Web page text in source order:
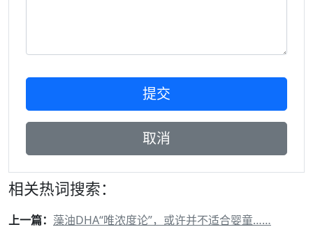
相关热词搜索：
上一篇： 藻油DHA“唯浓度论”，或许并不适合婴童……